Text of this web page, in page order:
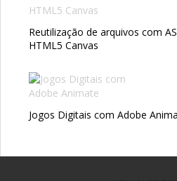
Reutilização de arquivos com
HTML5 Canvas
Jogos Digitais com Adobe